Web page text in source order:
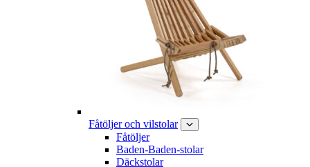
Fåtöljer och vilstolar
Fåtöljer
Baden-Baden-stolar
Däckstolar